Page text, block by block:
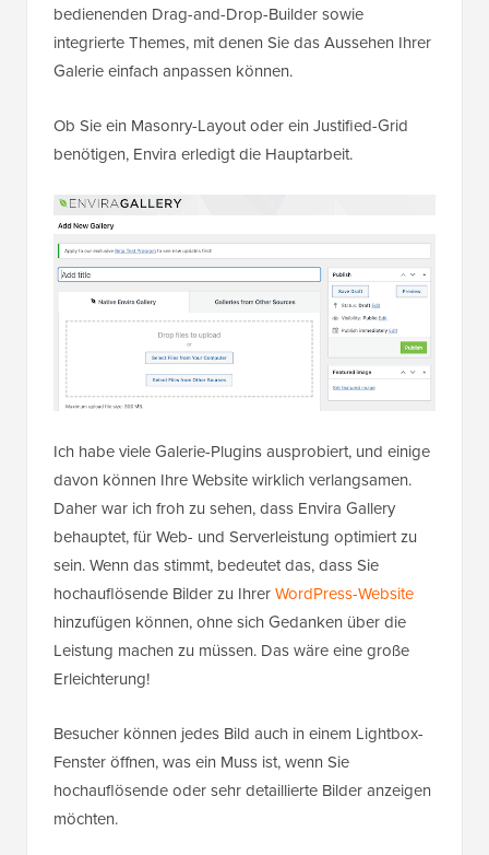
bedienenden Drag-and-Drop-Builder sowie
integrierte Themes, mit denen Sie das Aussehen Ihrer
Galerie einfach anpassen können.
Ob Sie ein Masonry-Layout oder ein Justified-Grid
benötigen, Envira erledigt die Hauptarbeit.
Ich habe viele Galerie-Plugins ausprobiert, und einige
davon können Ihre Website wirklich verlangsamen.
Daher war ich froh zu sehen, dass Envira Gallery
behauptet, für Web- und Serverleistung optimiert zu
sein. Wenn das stimmt, bedeutet das, dass Sie
hochauflösende Bilder zu IhrerWordPress-Website
hinzufügen können, ohne sich Gedanken über die
Leistung machen zu müssen. Das wäre eine große
Erleichterung!
Besucher können jedes Bild auch in einem Lightbox-
Fenster öffnen, was ein Muss ist, wenn Sie
hochauflösende oder sehr detaillierte Bilder anzeigen
möchten.